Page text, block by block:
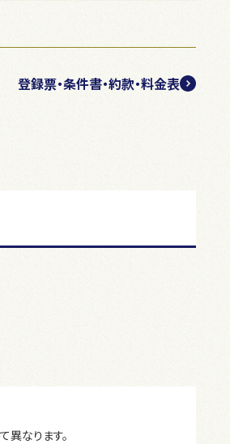
登録票・条件書・約款・料金表
異なります。